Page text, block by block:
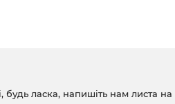
будь ласка, напишіть нам листа на